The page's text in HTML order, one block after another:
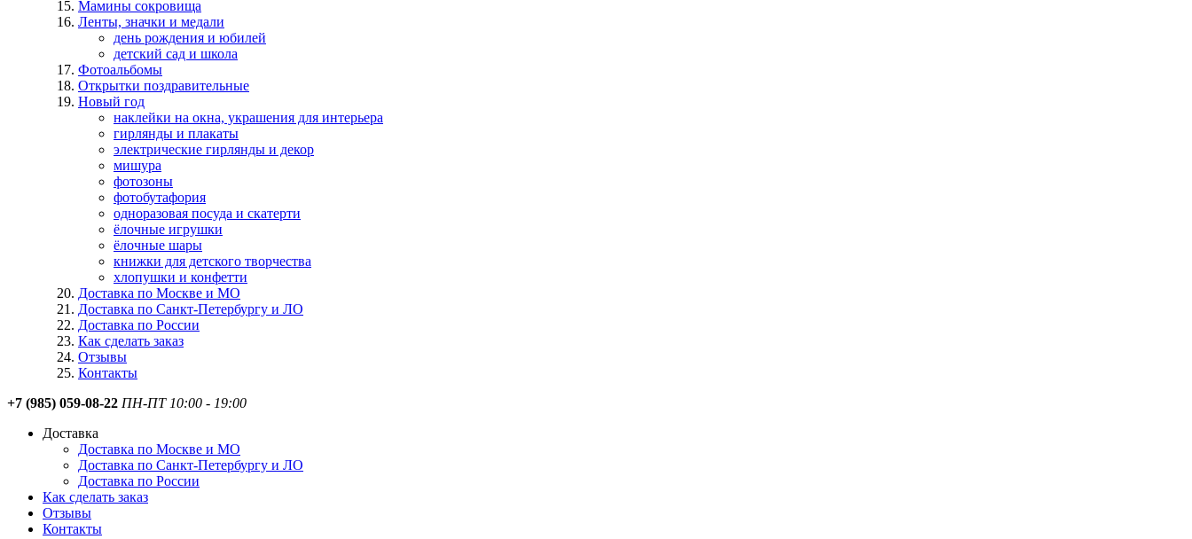
Мамины сокровища
Ленты, значки и медали
день рождения и юбилей
детский сад и школа
Фотоальбомы
Открытки поздравительные
Новый год
наклейки на окна, украшения для интерьера
гирлянды и плакаты
электрические гирлянды и декор
мишура
фотозоны
фотобутафория
одноразовая посуда и скатерти
ёлочные игрушки
ёлочные шары
книжки для детского творчества
хлопушки и конфетти
Доставка по Москве и МО
Доставка по Санкт-Петербургу и ЛО
Доставка по России
Как сделать заказ
Отзывы
Контакты
+7 (985) 059-08-22 ПН-ПТ 10:00 - 19:00
Доставка
Доставка по Москве и МО
Доставка по Санкт-Петербургу и ЛО
Доставка по России
Как сделать заказ
Отзывы
Контакты